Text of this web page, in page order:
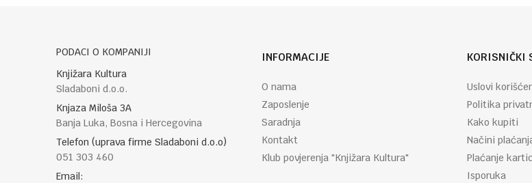
PODACI O KOMPANIJI
Knjižara Kultura
Sladaboni d.o.o.
Knjaza Miloša 3A
Banja Luka, Bosna i Hercegovina
Telefon (uprava firme Sladaboni d.o.o)
051 303 460
Email:
INFORMACIJE
O nama
Zaposlenje
Saradnja
Kontakt
Klub povjerenja "Knjižara Kultura"
KORISNIČKI
Uslovi
Politika
Kako kupiti
Načini
Plaćanje
Isporuka